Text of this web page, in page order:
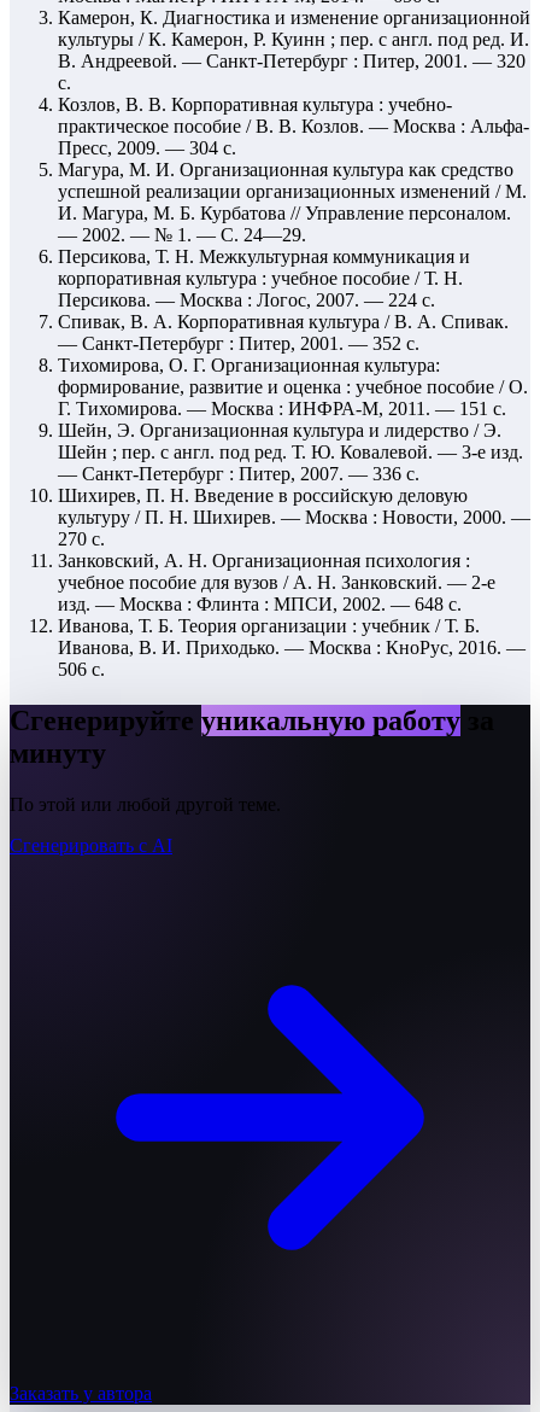
Камерон, К. Диагностика и изменение организационной
культуры / К. Камерон, Р. Куинн ; пер. с англ. под ред. И.
В. Андреевой. — Санкт-Петербург : Питер, 2001. — 320
с.
Козлов, В. В. Корпоративная культура : учебно-
практическое пособие / В. В. Козлов. — Москва : Альфа-
Пресс, 2009. — 304 с.
Магура, М. И. Организационная культура как средство
успешной реализации организационных изменений / М.
И. Магура, М. Б. Курбатова // Управление персоналом.
— 2002. — № 1. — С. 24—29.
Персикова, Т. Н. Межкультурная коммуникация и
корпоративная культура : учебное пособие / Т. Н.
Персикова. — Москва : Логос, 2007. — 224 с.
Спивак, В. А. Корпоративная культура / В. А. Спивак.
— Санкт-Петербург : Питер, 2001. — 352 с.
Тихомирова, О. Г. Организационная культура:
формирование, развитие и оценка : учебное пособие / О.
Г. Тихомирова. — Москва : ИНФРА-М, 2011. — 151 с.
Шейн, Э. Организационная культура и лидерство / Э.
Шейн ; пер. с англ. под ред. Т. Ю. Ковалевой. — 3-е изд.
— Санкт-Петербург : Питер, 2007. — 336 с.
Шихирев, П. Н. Введение в российскую деловую
культуру / П. Н. Шихирев. — Москва : Новости, 2000. —
270 с.
Занковский, А. Н. Организационная психология :
учебное пособие для вузов / А. Н. Занковский. — 2-е
изд. — Москва : Флинта : МПСИ, 2002. — 648 с.
Иванова, Т. Б. Теория организации : учебник / Т. Б.
Иванова, В. И. Приходько. — Москва : КноРус, 2016. —
506 с.
Сгенерируйте уникальную работу
минуту
По этой или любой другой теме.
Сгенерировать с AI
Заказать у автора